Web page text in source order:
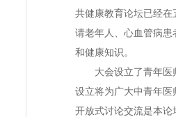
共健康教育论坛已经
请老年人、心血管病
和健康知识。
大会设立了青年医师
设立将为广大中青年
开放式讨论交流是本